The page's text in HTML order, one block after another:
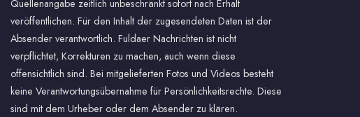
Quellenangabe zeitlich unbeschränkt sofort nach Erhalt
veröffentlichen. Für den Inhalt der zugesendeten Daten ist der
Absender verantwortlich. Fuldaer Nachrichten ist nicht
verpflichtet, Korrekturen zu machen, auch wenn diese
offensichtlich sind. Bei mitgelieferten Fotos und Videos besteht
keine Verantwortungsübernahme für Persönlichkeitsrechte. Diese
sind mit dem Urheber oder dem Absender zu klären.